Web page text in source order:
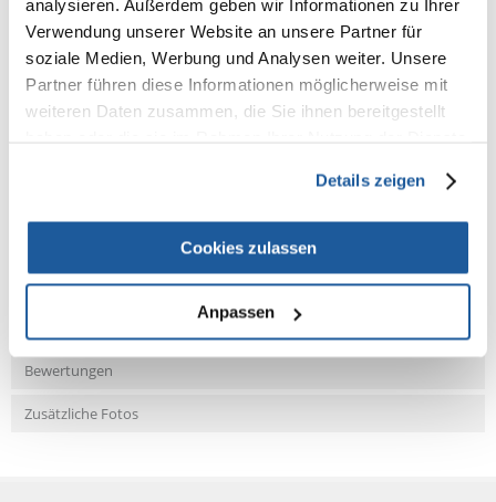
analysieren. Außerdem geben wir Informationen zu Ihrer
Verwendung unserer Website an unsere Partner für
soziale Medien, Werbung und Analysen weiter. Unsere
Partner führen diese Informationen möglicherweise mit
weiteren Daten zusammen, die Sie ihnen bereitgestellt
Details zeigen
Cookies zulassen
Anpassen
Spiel, bietet viele Aktivitäten und hilft, sich fit zu halten.
Abmessungen: 29x25x9cm.
Fragen und Antworten (FAQ)
Bewertungen
Zusätzliche Fotos